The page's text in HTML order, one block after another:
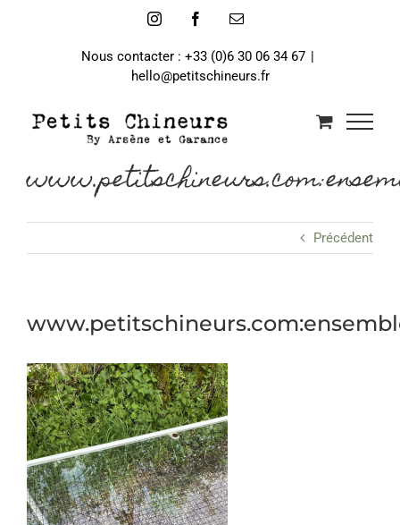
InstagramFacebookEmail
Nous contacter : +33 (0)6 30 06 34 67 |
hello@petitschineurs.fr
Précédent